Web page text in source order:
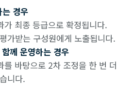
경우
가 최종 등급으로 확정됩니다.
가받는 구성원에게 노출됩니다.
께 운영하는 경우
를 바탕으로 2차 조정을 한 번 더
니다.